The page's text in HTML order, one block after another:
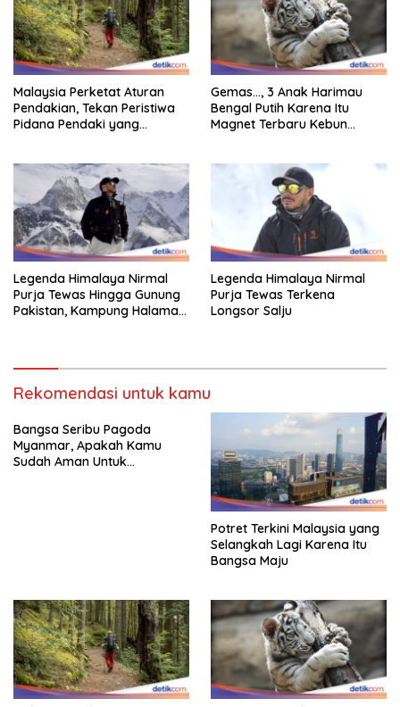
Malaysia Perketat Aturan
Pendakian, Tekan Peristiwa
Pidana Pendaki yang
Gemas…, 3 Anak Harimau
Bengal Putih Karena Itu
Magnet Terbaru Kebun
Legenda Himalaya Nirmal
Purja Tewas Hingga Gunung
Pakistan, Kampung Halaman
Legenda Himalaya Nirmal
Purja Tewas Terkena
Longsor Salju
Rekomendasi untuk kamu
Bangsa Seribu Pagoda
Myanmar, Apakah Kamu
Sudah Aman Untuk
Potret Terkini Malaysia yang
Selangkah Lagi Karena Itu
Bangsa Maju